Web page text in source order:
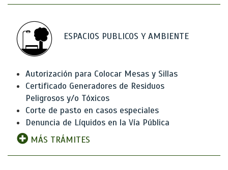
ESPACIOS PUBLICOS Y AMBIENTE
Autorización para Colocar Mesas y Sillas
Certificado Generadores de Residuos
Peligrosos y/o Tóxicos
Corte de pasto en casos especiales
Denuncia de Líquidos en la Vía Pública
MÁS TRÁMITES